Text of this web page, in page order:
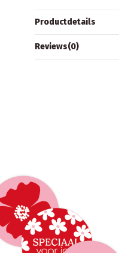
Productdetails
Reviews(0)